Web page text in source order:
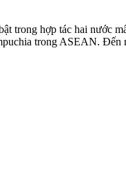
trong hợp tác hai nước
trong ASEAN. Đến